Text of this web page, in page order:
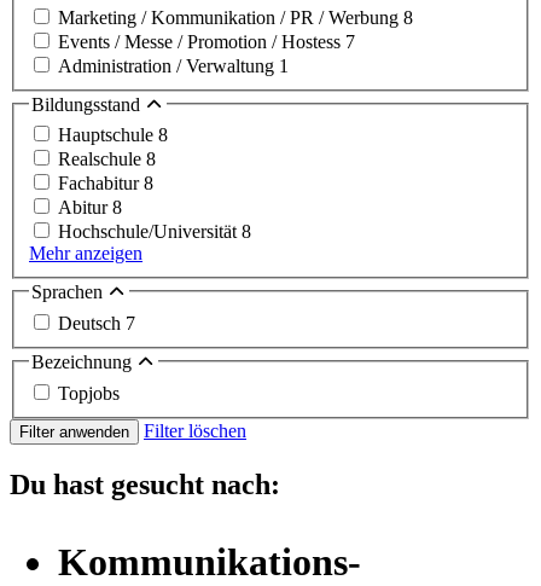
Marketing / Kommunikation / PR / Werbung 8
Events / Messe / Promotion / Hostess 7
Administration / Verwaltung 1
Bildungsstand
Hauptschule 8
Realschule 8
Fachabitur8
Abitur8
Hochschule/Universität8
Mehr anzeigen
Sprachen
Deutsch 7
Bezeichnung
Topjobs
Filter anwenden Filter löschen
Du hast gesucht nach:
Kommunikations-